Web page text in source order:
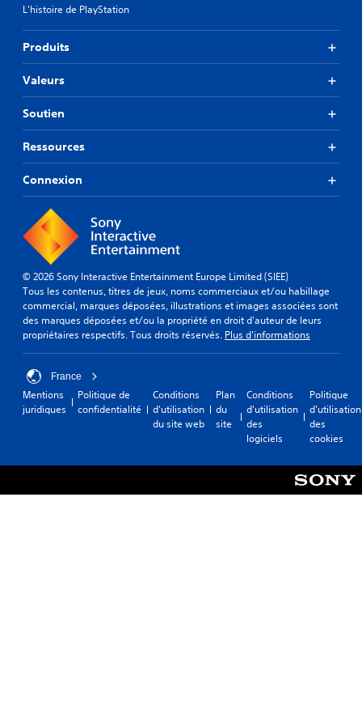
L'histoire de PlayStation
Produits
Valeurs
Soutien
Ressources
Connexion
© 2026 Sony Interactive Entertainment Europe Limited (SIEE)
Tous les contenus, titres de jeux, noms commerciaux et/ou habillage
commercial, marques déposées, illustrations et images associées sont
des marques déposées et/ou la propriété en droit d'auteur de leurs
propriétaires respectifs. Tous droits réservés. Plus d'informations
France
Mentions
juridiques
Politique de
confidentialité
Conditions
d'utilisation
du site web
Plan
du
site
Conditions
d'utilisation
des
logiciels
Politique
d'utilisation
des
cookies